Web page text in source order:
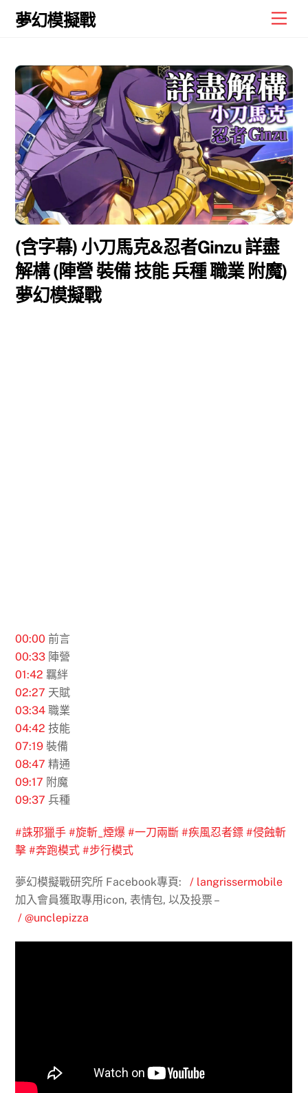
Skip
夢幻模擬戰
(含字幕) 小刀馬克&忍者Ginzu 詳盡
解構 (陣營 裝備 技能 兵種 職業 附魔)
夢幻模擬戰
00:00 ​ 前言
00:33 陣營
01:42 羈絆
02:27 ​ 天賦
03:34 職業
04:42 技能
07:19 裝備
08:47 精通
09:17 附魔
09:37 ​ 兵種
#誅邪獵手 #旋斬_煙爆 #一刀兩斷 #疾風忍者鏢 #侵蝕斬
擊 #奔跑模式 #步行模式
夢幻模擬戰研究所 Facebook專頁:
/ langrissermobile
加入會員獲取專用icon, 表情包, 以及投票 –
/ @unclepizza